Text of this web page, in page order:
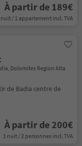
À partir de 189€
nuit / 1 appartement incl. TVA
Dolomites Region Alta
de Badia centre de
À partir de 200€
1 nuit / 2 personnes incl. TVA